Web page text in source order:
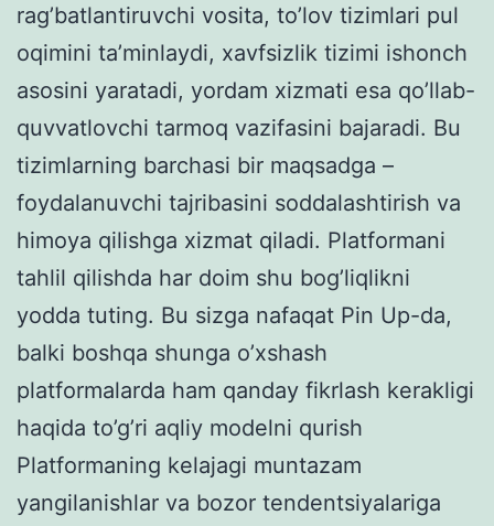
rag’batlantiruvchi vosita, to’lov tizimlari pul
oqimini ta’minlaydi, xavfsizlik tizimi ishonch
asosini yaratadi, yordam xizmati esa qo’llab-
quvvatlovchi tarmoq vazifasini bajaradi. Bu
tizimlarning barchasi bir maqsadga –
foydalanuvchi tajribasini soddalashtirish va
himoya qilishga xizmat qiladi. Platformani
tahlil qilishda har doim shu bog’liqlikni
yodda tuting. Bu sizga nafaqat Pin Up-da,
balki boshqa shunga o’xshash
platformalarda ham qanday fikrlash kerakligi
haqida to’g’ri aqliy modelni qurish
Platformaning kelajagi muntazam
yangilanishlar va bozor tendentsiyalariga